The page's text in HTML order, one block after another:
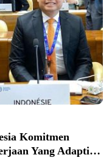
Komitmen
Yang Adaptif